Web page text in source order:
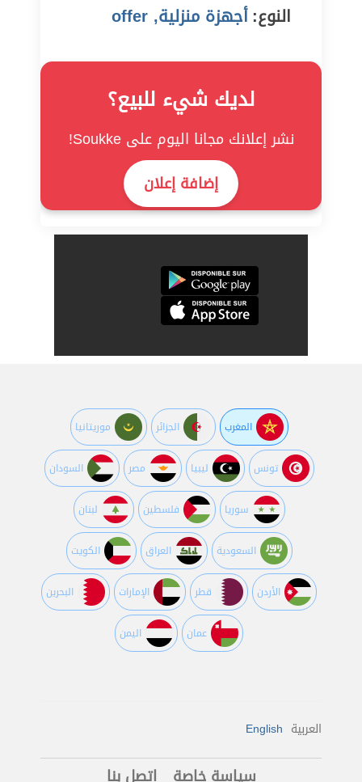
النوع:أجهزة منزلية, offer
لديك شيء للبيع؟
نشر إعلانك مجانا اليوم على Soukke!
إضافة إعلان
المغرب الجزائر موريتانيا
تونس ليبيا مصر السودان
سوريا فلسطين لبنان
السعودية العراق الكويت
اﻷردن قطر اﻹمارات البحرين
عمان اليمن
العربية English
سياسة خاصة اتصل بنا